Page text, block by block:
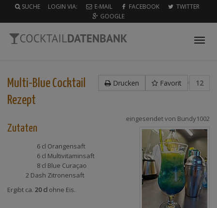
SUCHE LOGIN VIA: E-MAIL FACEBOOK
TWITTER
GOOGLE
Drucken Favorit 12
Multi-Blue Cocktail
Rezept
eingesendet von Bundy1002
Zutaten
6 cl Orangensaft
6 cl Multivitaminsaft
8 cl Blue Curaçao
2 Dash Zitronensaft
Ergibt ca. 20 cl ohne Eis.